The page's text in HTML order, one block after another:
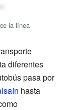
la línea
diferentes
pasa por
hasta